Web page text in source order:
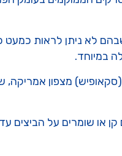
לא ניתן לראות
במיוחד.
מצפון אמריקה,
או שומרים על הביצים עד